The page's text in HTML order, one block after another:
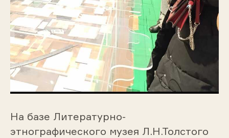
На базе Литературно-
этнографического музея Л.Н.Толстого